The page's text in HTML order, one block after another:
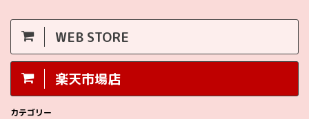
WEB STORE
楽天市場店
カテゴリー